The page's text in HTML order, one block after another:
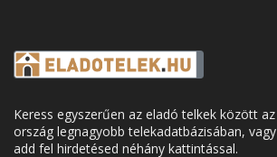
Keress egyszerűen az eladó telkek között az
ország legnagyobb telekadatbázisában, vagy
add fel hirdetésed néhány kattintással.